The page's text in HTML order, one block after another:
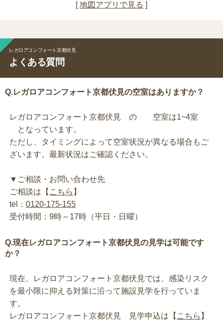
地図アプリで見る
レガロアコンフォート京都伏見
よくある質問
Q.レガロアコンフォート京都伏見の空室はありますか？
レガロアコンフォート京都伏見 の 空室は1~4室
となっています。
ただし、タイミングによって空室状況が異なる場合もご
ざいます。最新状況はご確認ください。
▼ご相談・お問い合わせ先
ご相談は【 こちら 】
tel： 0120-175-155
受付時間：9時～17時（平日・日曜）
Q.現在レガロアコンフォート京都伏見の見学は可能です
か？
現在、レガロアコンフォート京都伏見では、感染リスク
を最小限に抑える対策に沿って施設見学を行っていま
す。
レガロアコンフォート京都伏見 見学申込は【 こちら 】